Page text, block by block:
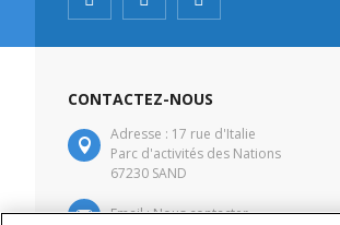
CONTACTEZ-NOUS
Adresse : 17 rue d'Italie
Parc d'activités des Nations
67230 SAND
Email :Nous contacter